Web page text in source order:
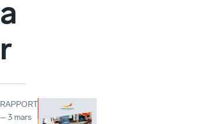
a
r
RAPPORT
– 3 mars